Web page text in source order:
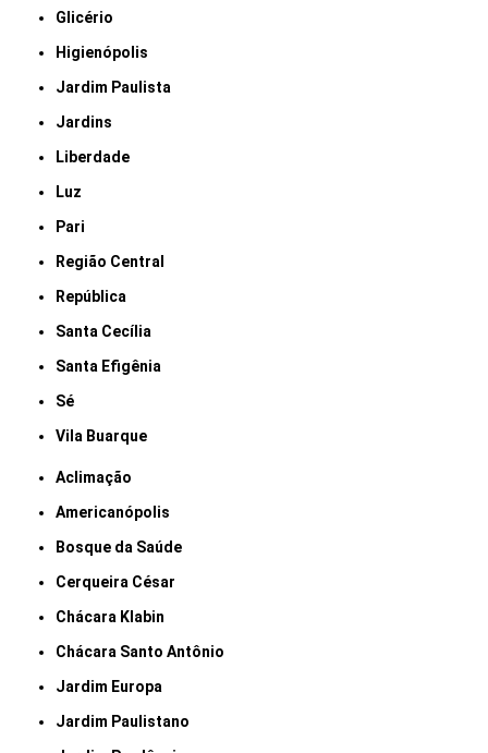
Glicério
Higienópolis
Jardim Paulista
Jardins
Liberdade
Luz
Pari
Região Central
República
Santa Cecília
Santa Efigênia
Sé
Vila Buarque
Aclimação
Americanópolis
Bosque da Saúde
Cerqueira César
Chácara Klabin
Chácara Santo Antônio
Jardim Europa
Jardim Paulistano